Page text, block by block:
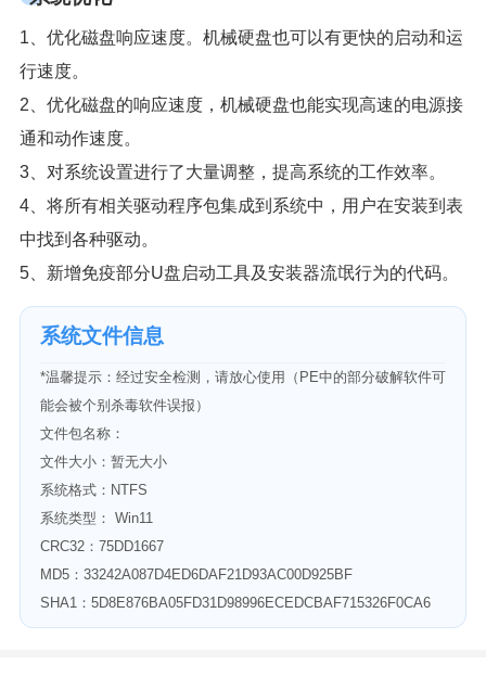
1、优化磁盘响应速度。机械硬盘也可以有更快的启动和运
行速度。
2、优化磁盘的响应速度，机械硬盘也能实现高速的电源接
通和动作速度。
3、对系统设置进行了大量调整，提高系统的工作效率。
4、将所有相关驱动程序包集成到系统中，用户在安装到表
中找到各种驱动。
5、新增免疫部分U盘启动工具及安装器流氓行为的代码。
系统文件信息
*温馨提示：经过安全检测，请放心使用（PE中的部分破解软件可
能会被个别杀毒软件误报）
文件包名称：
文件大小：暂无大小
系统格式：NTFS
系统类型： Win11
CRC32：75DD1667
MD5：33242A087D4ED6DAF21D93AC00D925BF
SHA1：5D8E876BA05FD31D98996ECEDCBAF715326F0CA6